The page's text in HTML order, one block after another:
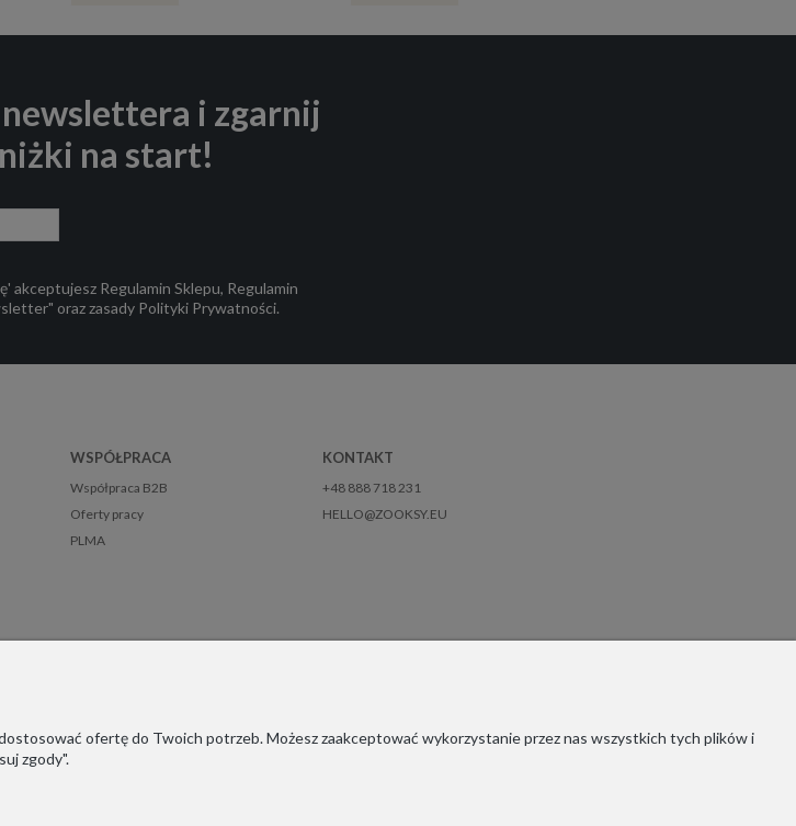
i zgarnij
na start!
akceptujesz Regulamin Sklepu, Regulamin
oraz zasady Polityki Prywatności.
WSPÓŁPRACA
Współpraca B2B
Oferty pracy
PLMA
KONTAKT
+48 888 718 231
HELLO@ZOOKSY.EU
LUCID (Verpackungsregister): DE1916650756162
ofertę do Twoich potrzeb. Możesz zaakceptować wykorzystanie przez nas wszystkich tych plików i
zgody".